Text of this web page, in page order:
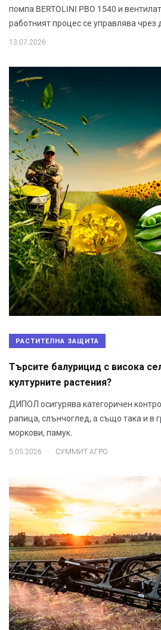
помпа BERTOLINI PBO 1540 и
работният процес се управлява чрез
13.07.2026
РАСТИТЕЛНА ЗАЩИТА
Търсите балурицид с висока
културните растения?
ДИПОЛ осигурява категоричен
рапица, слънчоглед, a също така и в
моркови, памук.
5.05.2026 . СУММИТ АГРО